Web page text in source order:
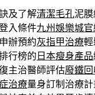
及了解清潔毛孔泥
入條件九州娛樂城官
辦預約灰指甲治療輕
行榜的 日本瘦身產品
主治醫師評估廢鐵
治療量身訂制治療